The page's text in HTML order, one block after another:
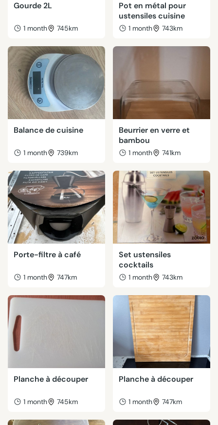
Gourde 2L
1 month 745km
Pot en métal pour
ustensiles cuisine
1 month 743km
Balance de cuisine
1 month 739km
Beurrier en verre et
bambou
1 month 741km
Porte-filtre à café
1 month 747km
Set ustensiles
cocktails
1 month 743km
Planche à découper
1 month 745km
Planche à découper
1 month 747km